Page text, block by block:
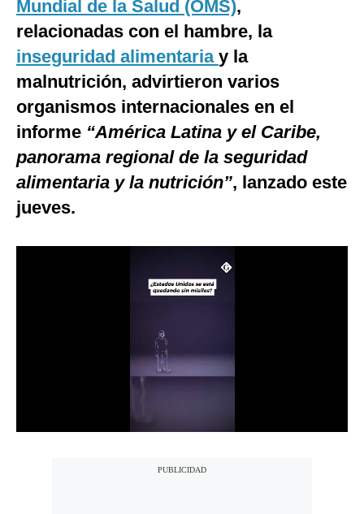
Internacional
Tecnología
Club del Suscriptor
Mix
G de Gestión
Notas Contratadas
Podcast
Términos
Mundial de la Salud (OMS),
relacionadas con el hambre, la
inseguridad alimentaria y la
malnutrición, advirtieron varios
organismos internacionales en el
informe “América Latina y el Caribe,
panorama regional de la seguridad
alimentaria y la nutrición”, lanzado este
jueves.